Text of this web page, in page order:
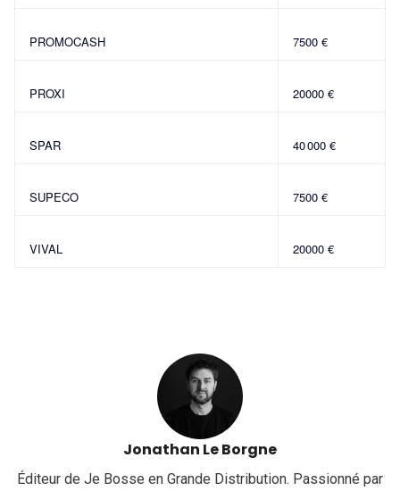
PROMOCASH 7500 €
PROXI 20000 €
SPAR 40 000 €
SUPECO 7500 €
VIVAL 20000 €
Jonathan Le Borgne
Éditeur de Je Bosse en Grande Distribution. Passionné par